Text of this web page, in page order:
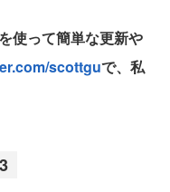
使って簡単な更新や
scottguで、私
3